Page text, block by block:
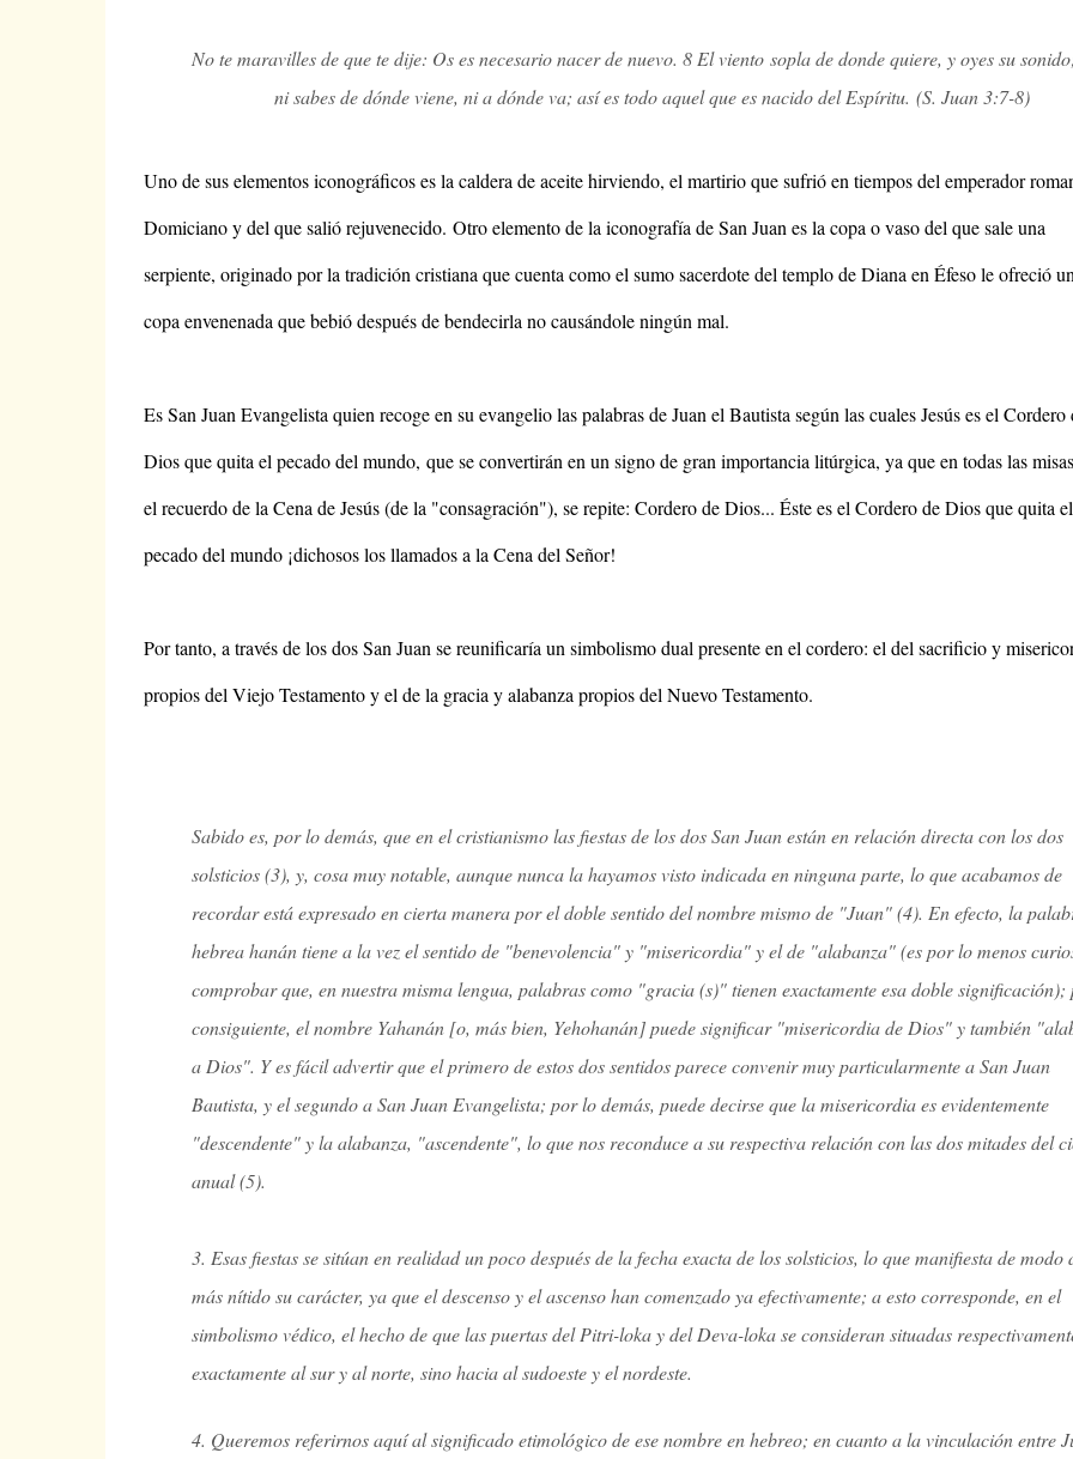
No te maravilles de que te dije: Os es necesario nacer de nuevo. 8 El viento sopla de donde quiere, y oyes su
ni sabes de dónde viene, ni a dónde va; así es todo aquel que es nacido del Espíritu. (S. Juan 3:7-8)
Uno de sus elementos iconográficos es la caldera de aceite hirviendo, el martirio que sufrió en tiempos del emperador
Domiciano y del que salió rejuvenecido. Otro elemento de la iconografía de San Juan es la copa o vaso del que sale una
serpiente, originado por la tradición cristiana que cuenta como el sumo sacerdote del templo de Diana en Éfeso le ofreció
copa envenenada que bebió después de bendecirla no causándole ningún mal.
Es San Juan Evangelista quien recoge en su evangelio las palabras de Juan el Bautista según las cuales Jesús es el Cordero
Dios que quita el pecado del mundo, que se convertirán en un signo de gran importancia litúrgica, ya que en todas las
el recuerdo de la Cena de Jesús (de la "consagración"), se repite: Cordero de Dios... Éste es el Cordero de Dios que quita el
pecado del mundo ¡dichosos los llamados a la Cena del Señor!
Por tanto, a través de los dos San Juan se reunificaría un simbolismo dual presente en el cordero: el del sacrificio y
propios del Viejo Testamento y el de la gracia y alabanza propios del Nuevo Testamento.
Sabido es, por lo demás, que en el cristianismo las fiestas de los dos San Juan están en relación directa con los dos
solsticios (3), y, cosa muy notable, aunque nunca la hayamos visto indicada en ninguna parte, lo que acabamos de
recordar está expresado en cierta manera por el doble sentido del nombre mismo de "Juan" (4). En efecto, la
hebrea hanán tiene a la vez el sentido de "benevolencia" y "misericordia" y el de "alabanza" (es por lo menos
comprobar que, en nuestra misma lengua, palabras como "gracia (s)" tienen exactamente esa doble significación);
consiguiente, el nombre Yahanán [o, más bien, Yehohanán] puede significar "misericordia de Dios" y también
a Dios". Y es fácil advertir que el primero de estos dos sentidos parece convenir muy particularmente a San Juan
Bautista, y el segundo a San Juan Evangelista; por lo demás, puede decirse que la misericordia es evidentemente
"descendente" y la alabanza, "ascendente", lo que nos reconduce a su respectiva relación con las dos mitades del
anual (5).
3. Esas fiestas se sitúan en realidad un poco después de la fecha exacta de los solsticios, lo que manifiesta de modo
más nítido su carácter, ya que el descenso y el ascenso han comenzado ya efectivamente; a esto corresponde, en el
simbolismo védico, el hecho de que las puertas del Pitri-loka y del Deva-loka se consideran situadas
exactamente al sur y al norte, sino hacia al sudoeste y el nordeste.
4. Queremos referirnos aquí al significado etimológico de ese nombre en hebreo; en cuanto a la vinculación entre